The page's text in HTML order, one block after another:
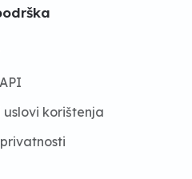
uslovi korištenja